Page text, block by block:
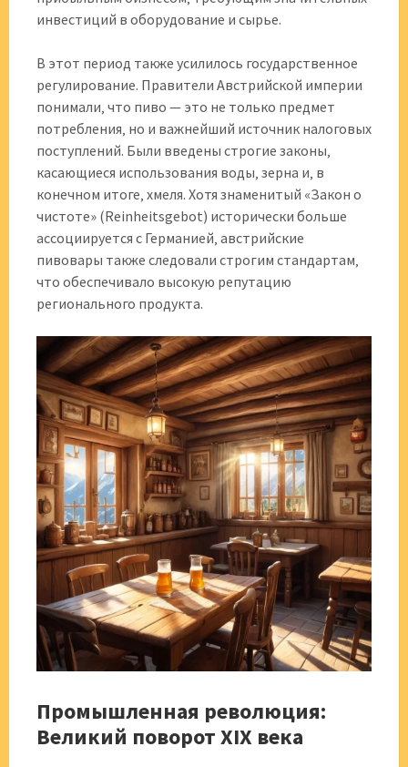
инвестиций в оборудование и сырье.
В этот период также усилилось государственное
регулирование. Правители Австрийской империи
понимали‚ что пиво — это не только предмет
потребления‚ но и важнейший источник налоговых
поступлений. Были введены строгие законы‚
касающиеся использования воды‚ зерна и‚ в
конечном итоге‚ хмеля. Хотя знаменитый «Закон о
чистоте» (Reinheitsgebot) исторически больше
ассоциируется с Германией‚ австрийские
пивовары также следовали строгим стандартам‚
что обеспечивало высокую репутацию
регионального продукта.
Промышленная революция:
Великий поворот XIX века